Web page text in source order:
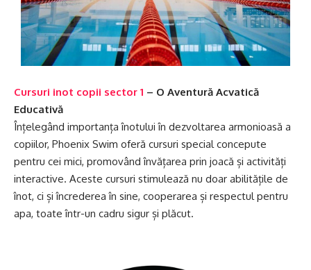
Cursuri inot copii sector 1 – O Aventură Acvatică
Educativă
Înțelegând importanța înotului în dezvoltarea armonioasă a
copiilor, Phoenix Swim oferă cursuri special concepute
pentru cei mici, promovând învățarea prin joacă și activități
interactive. Aceste cursuri stimulează nu doar abilitățile de
înot, ci și încrederea în sine, cooperarea și respectul pentru
apa, toate într-un cadru sigur și plăcut.